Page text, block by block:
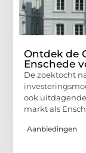
Ontdek de
Enschede
De zoektocht
ook
markt als
Aanbiedingen